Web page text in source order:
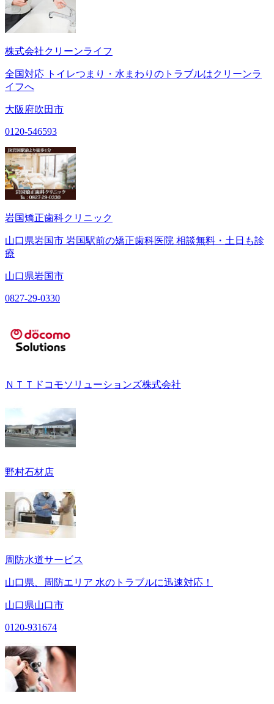
株式会社クリーンライフ
全国対応 トイレつまり・水まわりのトラブルはクリーンラ
イフへ
大阪府吹田市
0120-546593
岩国矯正歯科クリニック
山口県岩国市 岩国駅前の矯正歯科医院 相談無料・土日も診
療
山口県岩国市
0827-29-0330
ＮＴＴドコモソリューションズ株式会社
野村石材店
周防水道サービス
山口県、周防エリア 水のトラブルに迅速対応！
山口県山口市
0120-931674